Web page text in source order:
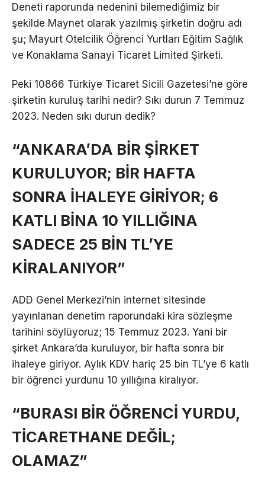
Deneti raporunda nedenini bilemediğimiz bir
şekilde Maynet olarak yazılmış şirketin doğru adı
şu; Mayurt Otelcilik Öğrenci Yurtları Eğitim Sağlık
ve Konaklama Sanayi Ticaret Limited Şirketi.
Peki 10866 Türkiye Ticaret Sicili Gazetesi’ne göre
şirketin kuruluş tarihi nedir? Sıkı durun 7 Temmuz
2023. Neden sıkı durun dedik?
“ANKARA’DA BİR ŞİRKET
KURULUYOR; BİR HAFTA
SONRA İHALEYE GİRİYOR; 6
KATLI BİNA 10 YILLIĞINA
SADECE 25 BİN TL’YE
KİRALANIYOR”
ADD Genel Merkezi’nin internet sitesinde
yayınlanan denetim raporundaki kira sözleşme
tarihini söylüyoruz; 15 Temmuz 2023. Yani bir
şirket Ankara’da kuruluyor, bir hafta sonra bir
ihaleye giriyor. Aylık KDV hariç 25 bin TL’ye 6 katlı
bir öğrenci yurdunu 10 yıllığına kiralıyor.
“BURASI BİR ÖĞRENCİ YURDU,
TİCARETHANE DEĞİL;
OLAMAZ”